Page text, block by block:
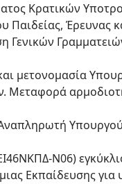
Κρατικών
Παιδείας, Έρευνας
Γενικών
μετονομασία
Μεταφορά
Ν06)
Εκπαίδευσης